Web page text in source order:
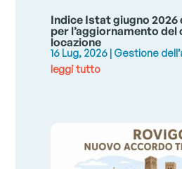
Indice Istat giugno
per l’aggiornamento del
locazione
16 Lug, 2026 | Gestione
leggi tutto